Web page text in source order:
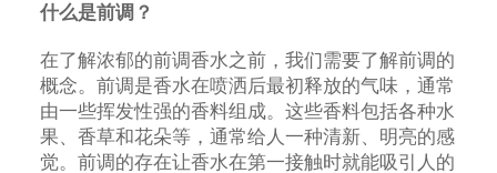
什么是前调？
在了解浓郁的前调香水之前，我们需要了解前调的
概念。前调是香水在喷洒后最初释放的气味，通常
由一些挥发性强的香料组成。这些香料包括各种水
果、香草和花朵等，通常给人一种清新、明亮的感
觉。前调的存在让香水在第一接触时就能吸引人的